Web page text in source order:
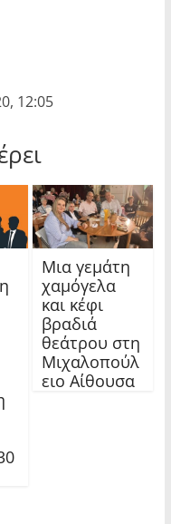
12:05
Μια γεμάτη
χαμόγελα
και κέφι
βραδιά
θεάτρου στη
Μιχαλοπούλ
ειο Αίθουσα